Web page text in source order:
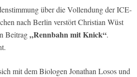
über die Vollendung der ICE-
nach Berlin verstört Christian Wüst
Beitrag„Rennbahn mit Knick“.
mit dem Biologen Jonathan Losos und